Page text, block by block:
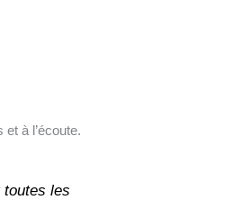
à l’écoute.
toutes les